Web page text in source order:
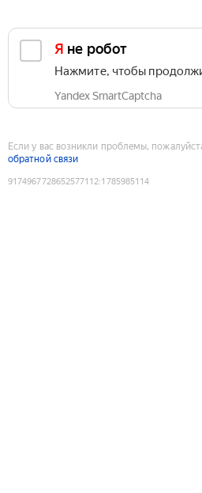
Я не робот
Нажмите, чтобы
Yandex SmartCaptcha
Если у вас возникли проблемы,
обратной связи
9174967728652577112:1785985114